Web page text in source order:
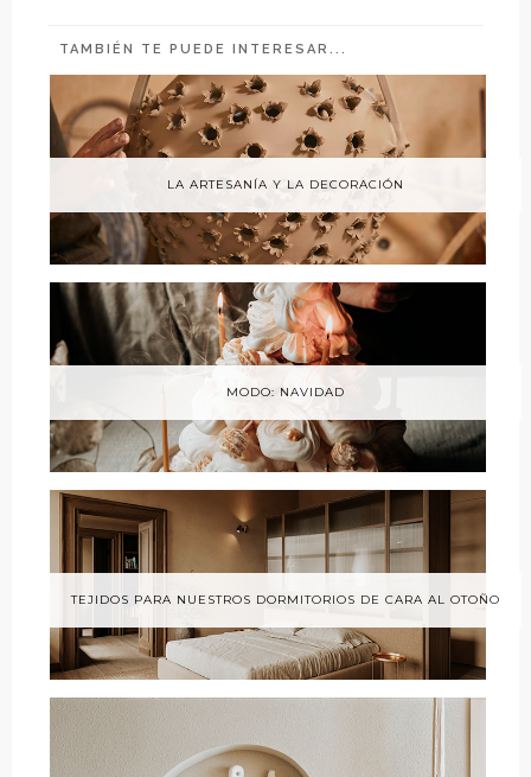
TAMBIÉN TE PUEDE INTERESAR...
LA ARTESANÍA Y LA DECORACIÓN
MODO: NAVIDAD
TEJIDOS PARA NUESTROS DORMITORIOS DE CARA AL OTOÑO